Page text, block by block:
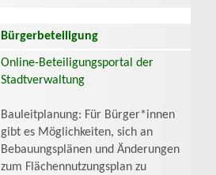
Bürgerbeteiligung
Online-Beteiligungsportal der
Stadtverwaltung
Bauleitplanung: Für Bürger*innen
gibt es Möglichkeiten, sich an
Bebauungsplänen und Änderungen
zum Flächennutzungsplan zu